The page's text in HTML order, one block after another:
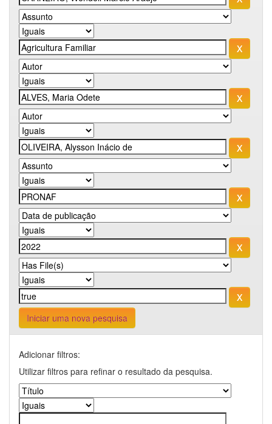
Iniciar uma nova pesquisa
Adicionar filtros:
Utilizar filtros para refinar o resultado da pesquisa.